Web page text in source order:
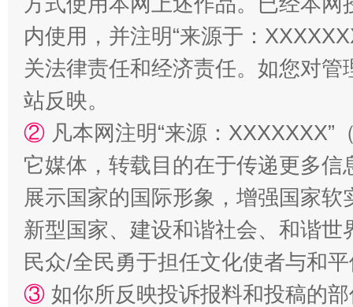
站台名比不上好声名
内使用，并注明“来源于：
关法律责任和经济责任。如您对
站反映。
② 凡本网注明“来源：
它媒体，转载目的在于传递更多
展示国家的国际形象，增强国家
新型国家、建设和谐社会、和谐
民众/全民勇于担任文化使者与和
③ 如你所反映投诉报料和投稿的